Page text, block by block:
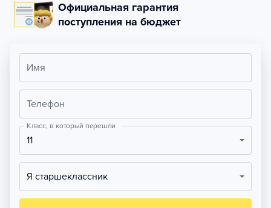
Официальная гарантия
поступления на бюджет
Имя
Телефон
Класс, в который перешли
11
Я старшеклассник